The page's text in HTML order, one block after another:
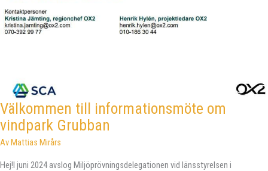
Välkommen till informationsmöte om
vindpark Grubban
Av Mattias Mirårs
Hej!I juni 2024 avslog Miljöprövningsdelegationen vid länsstyrelsen i